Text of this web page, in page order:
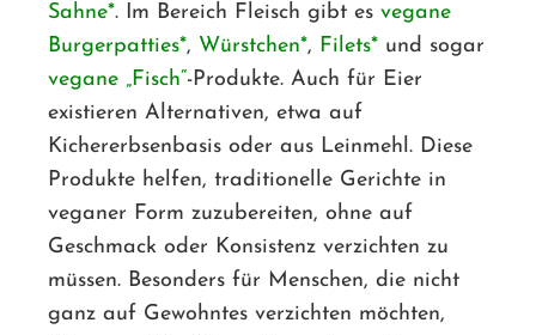
Sahne . Im Bereich Fleisch gibt es vegane
Burgerpatties , Würstchen , Filets
und sogar
vegane „Fisch“-Produkte. Auch für Eier
existieren Alternativen, etwa auf
Kichererbsenbasis oder aus Leinmehl. Diese
Produkte helfen, traditionelle Gerichte in
veganer Form zuzubereiten, ohne auf
Geschmack oder Konsistenz verzichten zu
müssen. Besonders für Menschen, die nicht
ganz auf Gewohntes verzichten möchten,